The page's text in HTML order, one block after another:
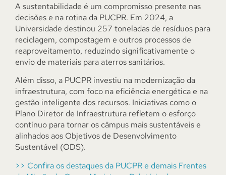
A sustentabilidade é um compromisso presente nas
decisões e na rotina da PUCPR. Em 2024, a
Universidade destinou 257 toneladas de resíduos para
reciclagem, compostagem e outros processos de
reaproveitamento, reduzindo significativamente o
envio de materiais para aterros sanitários.
Além disso, a PUCPR investiu na modernização da
infraestrutura, com foco na eficiência energética e na
gestão inteligente dos recursos. Iniciativas como o
Plano Diretor de Infraestrutura refletem o esforço
contínuo para tornar os câmpus mais sustentáveis e
alinhados aos Objetivos de Desenvolvimento
Sustentável (ODS).
>> Confira os destaques da PUCPR e demais Frentes